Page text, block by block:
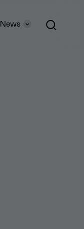
News